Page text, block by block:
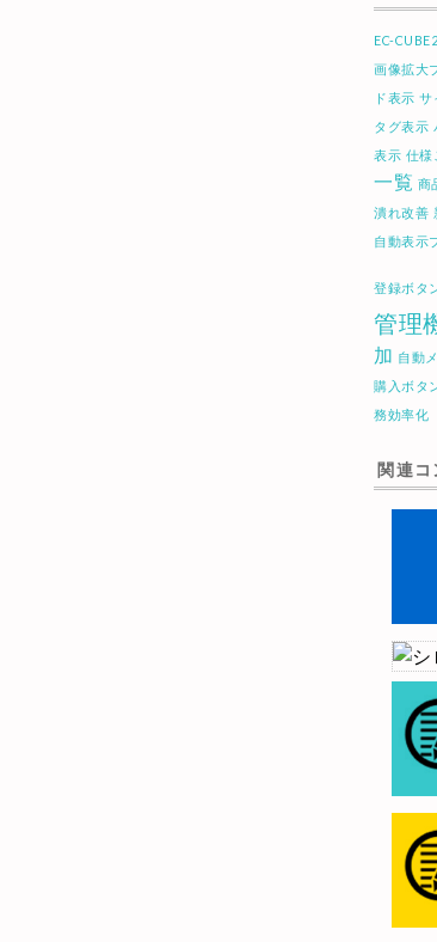
EC-
画像拡大
ド表示 サ
タグ表示
表示 仕様
一覧 商
潰れ改善
自動表示
登録ボタ
管理
加 自動
購入ボタ
務効率化
関連コ